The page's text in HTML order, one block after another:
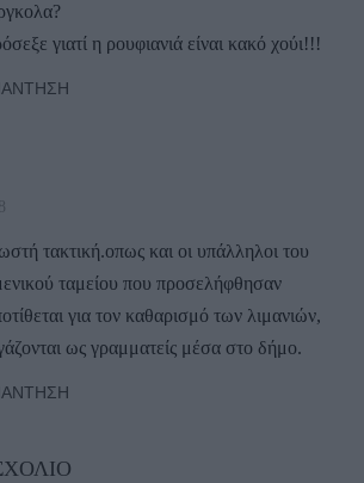
γιατί η ρουφιανιά είναι κακό χούι!!!
τακτική.οπως και οι υπάλληλοι του
ταμείου που προσελήφθησαν
για τον καθαρισμό των λιμανιών,
ως γραμματείς μέσα στο δήμο.